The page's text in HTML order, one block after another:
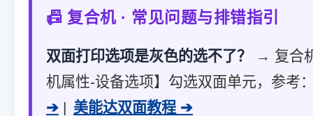
📠 复合机 · 常见问题与排错指引
双面打印选项是灰色的选不了？
→ 复合
机属性-设备选项】勾选双面单元，参考
➔ | 美能达双面教程 ➔